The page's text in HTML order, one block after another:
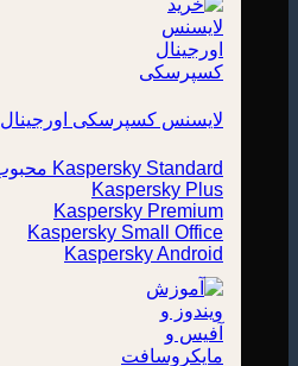
لایسنس کسپرسکی اورجینال
Kaspersky Standard
Kaspersky Plus
Kaspersky Premium
Kaspersky Small Office
Kaspersky Android